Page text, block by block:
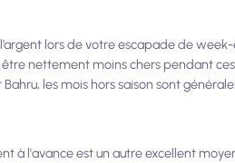
lors de votre escapade de
nettement moins chers pendant
les mois hors saison sont
à l'avance est un autre excellent